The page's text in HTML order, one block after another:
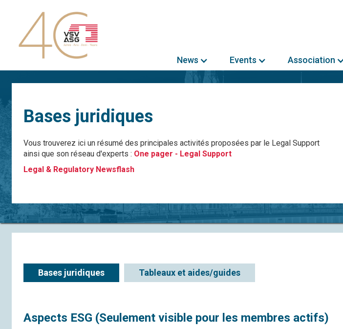
News Events Association
Bases juridiques
Vous trouverez ici un résumé des principales activités proposées par le Legal Support
ainsi que son réseau d'experts : One pager - Legal Support
Legal & Regulatory Newsflash
Bases juridiques Tableaux et aides/guides
Aspects ESG (Seulement visible pour les membres actifs)